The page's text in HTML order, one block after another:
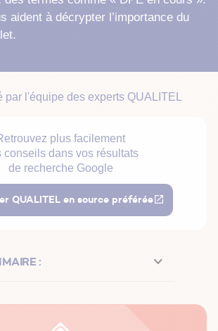
aident à décrypter l’importance du
par l'équipe des experts QUALITEL
plus facilement
conseils dans vos résultats
de recherche Google
QUALITEL en source préférée
: